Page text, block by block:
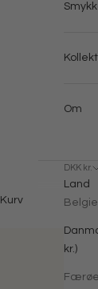
Om
DKK kr.
Land
kr.)
Kurv